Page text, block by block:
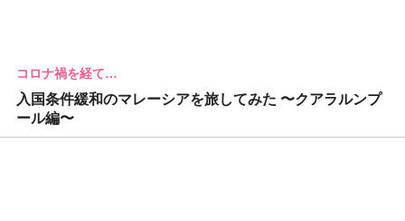
コロナ禍を経て…
入国条件緩和のマレーシアを旅してみた 〜クアラルンプ
ール編〜